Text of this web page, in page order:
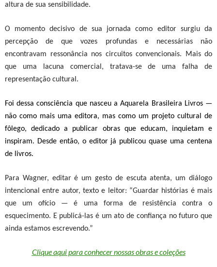
altura de sua sensibilidade.
O momento decisivo de sua jornada como editor surgiu da
percepção de que vozes profundas e necessárias não
encontravam ressonância nos circuitos convencionais. Mais do
que uma lacuna comercial, tratava-se de uma falha de
representação cultural.
Foi dessa consciência que nasceu aAquarela Brasileira Livros—
não como mais uma editora, mas como um projeto cultural de
fôlego, dedicado a publicar obras que educam, inquietam e
inspiram. Desde então, o editor já publicou quase uma centena
de livros.
Para Wagner, editar é um gesto de escuta atenta, um diálogo
intencional entre autor, texto e leitor: “Guardar histórias é mais
que um ofício — é uma forma de resistência contra o
esquecimento. E publicá-las é um ato de confiança no futuro que
ainda estamos escrevendo.”
Clique aqui para conhecer nossas obras e coleções